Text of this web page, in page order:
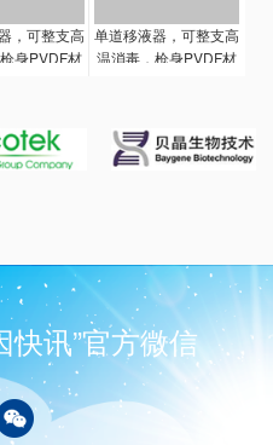
程动作顺畅，适合每天
进行的日常工作。容量
套。锨钮左右各3mm的
自由行程，吸、排液时
，可整支高
身PVDF材
自然地握手
，无需大力
容量，移液
的一点调整
整，避免在
程中夹住手
右各6mm的
吸、排液时
也设定吸取
量。
单道移液器，可整支高
温消毒，枪身PVDF材
精湛设计，自然地握手
持柄和操作，无需大力
无论是设定容量，移液
调整由原来的一点调整
改为两点调整，避免在
调整容量过程中夹住手
套。锨钮左右各5mm的
自由行程，吸、排液时
不会改变也设定吸取
量。
快讯”官方微信